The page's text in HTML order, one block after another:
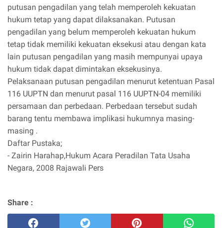
putusan pengadilan yang telah memperoleh kekuatan
hukum tetap yang dapat dilaksanakan. Putusan
pengadilan yang belum memperoleh kekuatan hukum
tetap tidak memiliki kekuatan eksekusi atau dengan kata
lain putusan pengadilan yang masih mempunyai upaya
hukum tidak dapat dimintakan eksekusinya.
Pelaksanaan putusan pengadilan menurut ketentuan Pasal
116 UUPTN dan menurut pasal 116 UUPTN-04 memiliki
persamaan dan perbedaan. Perbedaan tersebut sudah
barang tentu membawa implikasi hukumnya masing-
masing .
Daftar Pustaka;
- Zairin Harahap,Hukum Acara Peradilan Tata Usaha
Negara, 2008 Rajawali Pers
Share :